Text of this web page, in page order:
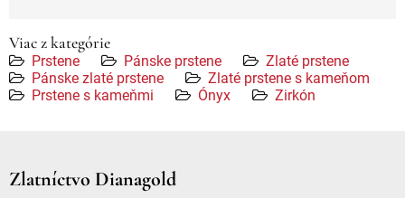
Viac z kategórie
Prstene Pánske prstene
Zlaté prstene
Pánske zlaté prstene
Zlaté prstene s kameňom
Prstene s kameňmi
Ónyx Zirkón
Zlatníctvo Dianagold